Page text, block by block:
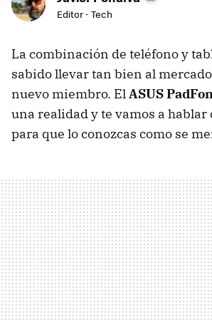
Editor - Tech
La combinación de teléfono y
sabido llevar tan bien al
nuevo miembro. ElASUS
una realidad y te vamos a hablar
para que lo conozcas como se